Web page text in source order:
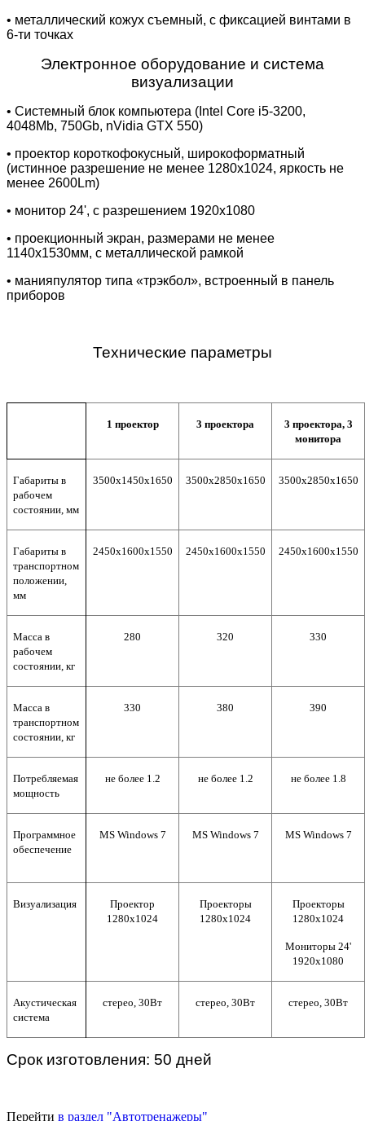
• металлический кожух съемный, с фиксацией винтами в
6-ти точках
Электронное оборудование и система
визуализации
• Системный блок компьютера (Intel Core i5-3200,
4048Mb, 750Gb, nVidia GTX 550)
• проектор короткофокусный, широкоформатный
(истинное разрешение не менее 1280х1024, яркость не
менее 2600Lm)
• монитор 24', с разрешением 1920х1080
• проекционный экран, размерами не менее
1140х1530мм, с металлической рамкой
• манияпулятор типа «трэкбол», встроенный в панель
приборов
Технические параметры
1 проектор 3 проектора
3 проектора, 3
монитора
Габариты в
рабочем
состоянии, мм
3500х1450х1650 3500х2850х1650 3500х2850х1650
Габариты в
транспортном
положении,
мм
2450х1600х1 550 2450х1600х1 550 2450х1600х1 550
Масса в
рабочем
состоянии, кг
280 320 330
Масса в
транспортном
состоянии, кг
330 380 390
Потребляемая
мощность
не более 1.2 не более 1.2 не более 1.8
Программное
обеспечение
MS Windows 7 MS Windows 7 MS Windows 7
Визуализация
Проектор
1280х1024
Проекторы
1280х1024
Проекторы
1280х1024
Мониторы 24'
1920х1080
Акустическая
система
стерео, 30Вт стерео, 30Вт стерео, 30Вт
Срок изготовления: 50 дней
Перейти в раздел "Автотренажеры"